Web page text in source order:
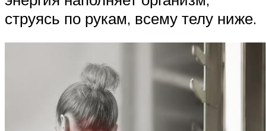
струясь по рукам, всему телу ниже.